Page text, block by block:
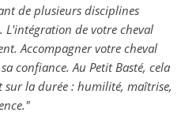
de plusieurs disciplines
L'intégration de votre cheval
Accompagner votre cheval
confiance. Au Petit Basté, cela
sur la durée : humilité, maîtrise,